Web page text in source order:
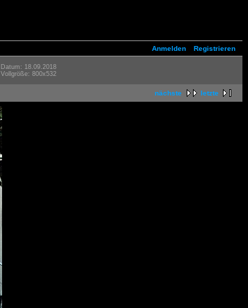
Anmelden Registrieren
Datum: 18.09.2018
Vollgröße: 800x532
nächste letzte